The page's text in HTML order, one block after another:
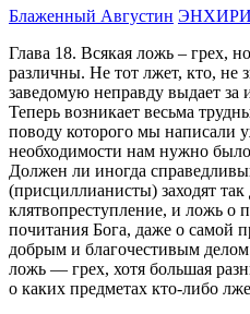
Блаженный Августин
Глава 18. Всякая ложь – грех,
различны. Не тот лжет, кто, не
заведомую неправду выдает за
Теперь возникает весьма
поводу которого мы написали
необходимости нам нужно
Должен ли иногда
(присциллианисты) заходят так
клятвопреступление, и ложь о
почитания Бога, даже о самой
добрым и благочестивым
ложь — грех, хотя большая
о каких предметах кто-либо